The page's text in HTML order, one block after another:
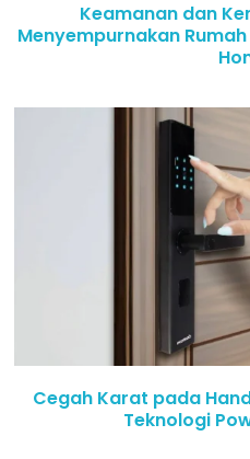
Keamanan dan
Menyempurnakan
Cegah Karat pada
Teknologi